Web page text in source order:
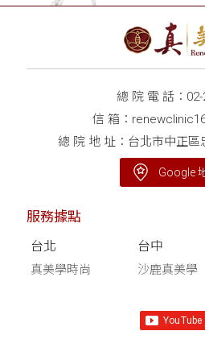
總 院 電 話：
信 箱：
總 院 地 址：台北市中正區
Google
服務據點
台北
真美學時尚
台中
沙鹿真美學